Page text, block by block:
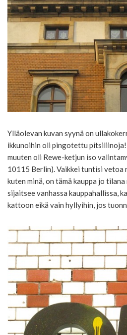
Ylläolevan kuvan syynä on
ikkunoihin oli pingotettu
muuten oli Rewe-ketjun iso
10115 Berlin). Vaikkei tuntisi vetoa
kuten minä, on tämä kauppa jo
sijaitsee vanhassa kauppahallissa,
kattoon eikä vain hyllyihin, jos